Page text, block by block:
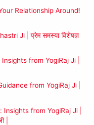
Relationship Around!
Ji | प्रेम समस्या विशेषज्ञ
from YogiRaj Ji |
from YogiRaj Ji |
from YogiRaj Ji |
|